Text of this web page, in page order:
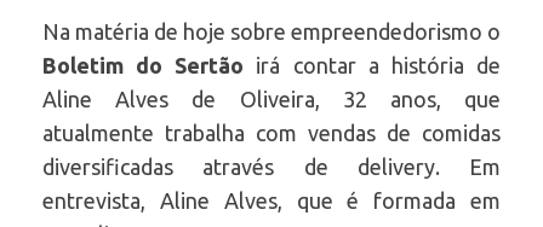
Na matéria de hoje sobre empreendedorismo o
Boletim do Sertão irá contar a história de
Aline Alves de Oliveira, 32 anos, que
atualmente trabalha com vendas de comidas
diversificadas através de delivery. Em
entrevista, Aline Alves, que é formada em